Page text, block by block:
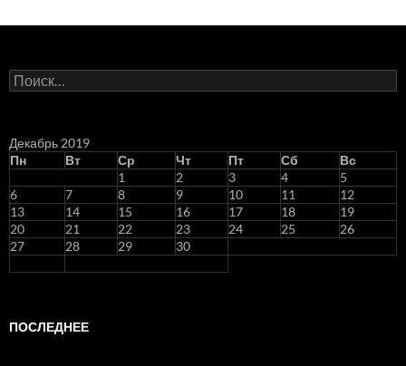
Н
а
и
:
Декабрь 2019
Пн
Вт Ср Чт Пт Сб
Вс
1
2 3 4
5
6
7 8 9 10 11
12
13
14 15 16 17 18
19
20
21 22 23 24 25
26
27
28 29 30
ПОСЛЕДНЕЕ